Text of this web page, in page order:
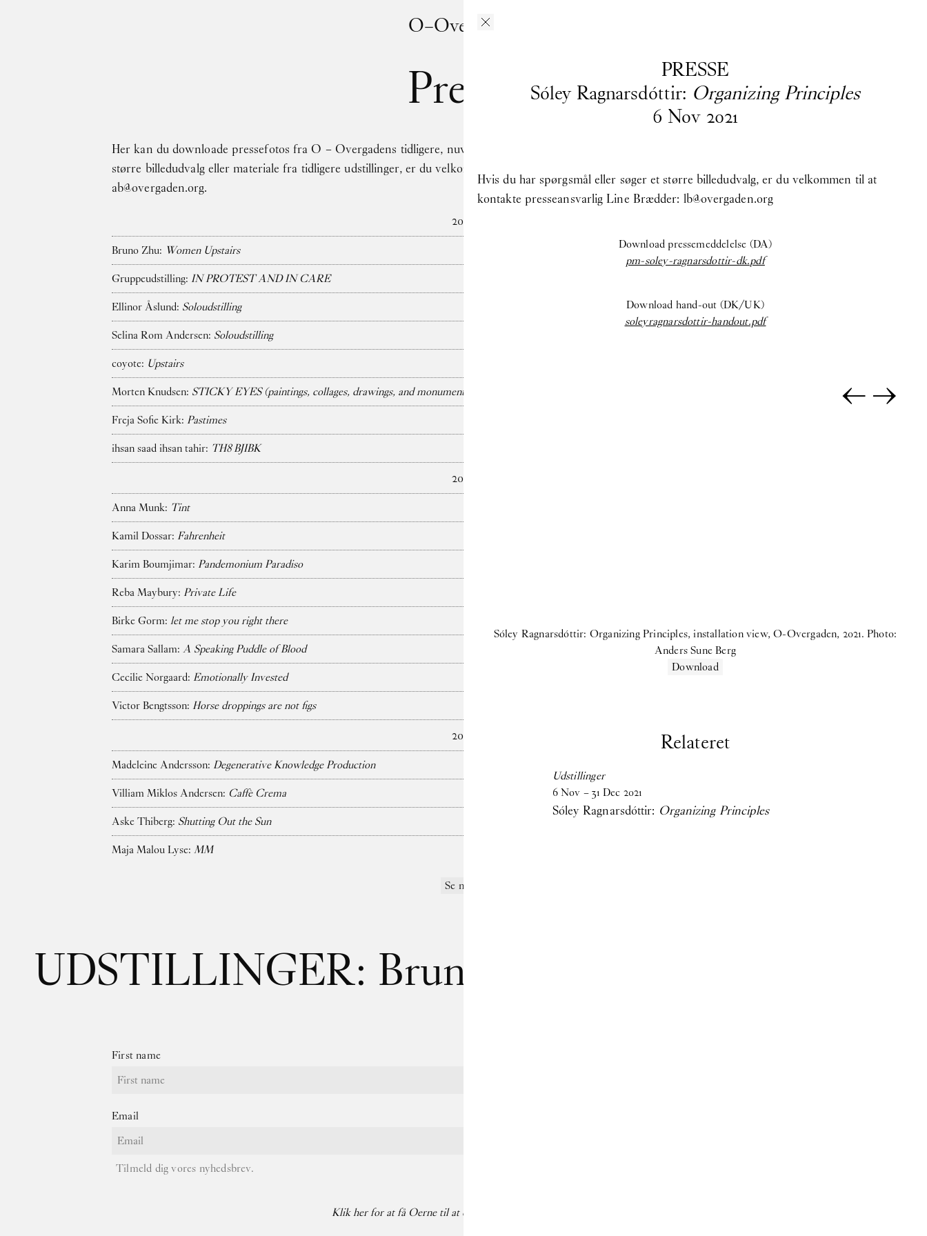
O–Overgaden
Presse
Her kan du downloade pressefotos fra O – Overgadens tidligere, nuværende og kommende udstillinger. Hvis du har spørgsmål, søger et
større billedudvalg eller materiale fra tidligere udstillinger, er du velkommen til at kontakte presseansvarlig
ab@overgaden.org.
2026
Bruno Zhu: Women Upstairs
Gruppeudstilling: IN PROTEST AND IN CARE
Ellinor Åslund: Soloudstilling
Selina Rom Andersen: Soloudstilling
coyote: Upstairs
Morten Knudsen: STICKY EYES (paintings, collages, drawings, and monuments)
Freja Sofie Kirk: Pastimes
ihsan saad ihsan tahir: TH8 BJIBK
2025
Anna Munk: Tint
Kamil Dossar: Fahrenheit
Karim Boumjimar: Pandemonium Paradiso
Reba Maybury: Private Life
Birke Gorm: let me stop you right there
Samara Sallam: A Speaking Puddle of Blood
Cecilie Norgaard: Emotionally Invested
Victor Bengtsson: Horse droppings are not figs
2024
Madeleine Andersson: Degenerative Knowledge Production
Villiam Miklos Andersen: Caffè Crema
Aske Thiberg: Shutting Out the Sun
Maja Malou Lyse: MM
Se mere
PRESSE
Sóley Ragnarsdóttir: Organizing Principles
6 Nov 2021
Hvis du har spørgsmål eller søger et større billedudvalg, er du velkommen til at
kontakte presseansvarlig Line Brædder: lb@overgaden.org
Download pressemeddelelse (DA)
pm-soley-ragnarsdottir-dk.pdf
Download hand-out (DK/UK)
soleyragnarsdottir-handout.pdf
←→
Sóley Ragnarsdóttir: Organizing Principles, installation view, O-Overgaden, 2021. Photo:
Anders Sune Berg
Download
Relateret
Udstillinger
6 Nov –31 Dec 2021
Sóley Ragnarsdóttir: Organizing Principles
UDSTILLINGER: Bruno Zhu:
First name
Email
Tilmeld dig vores nyhedsbrev.
Klik her for at få Oerne til at danse på din pauseskærm igen